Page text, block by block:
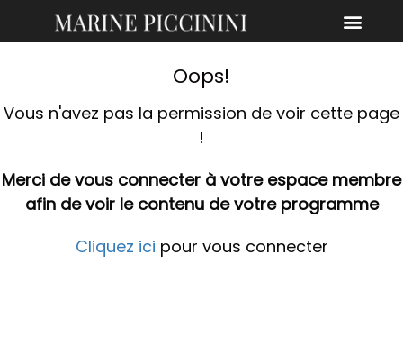
Oops!
Vous n'avez pas la permission de voir cette page
!
Merci de vous connecter à votre espace membre
afin de voir le contenu de votre programme
Cliquez ici pour vous connecter